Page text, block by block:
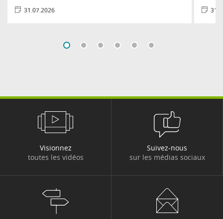
31.07.2026
Visionnez
toutes les vidéos
Suivez-nous
sur les médias sociaux